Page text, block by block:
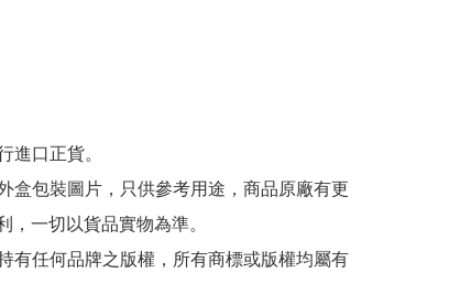
進口正貨。
盒包裝圖片，只供參考用途，商品原廠有更
，一切以貨品實物為準。
有任何品牌之版權，所有商標或版權均屬有